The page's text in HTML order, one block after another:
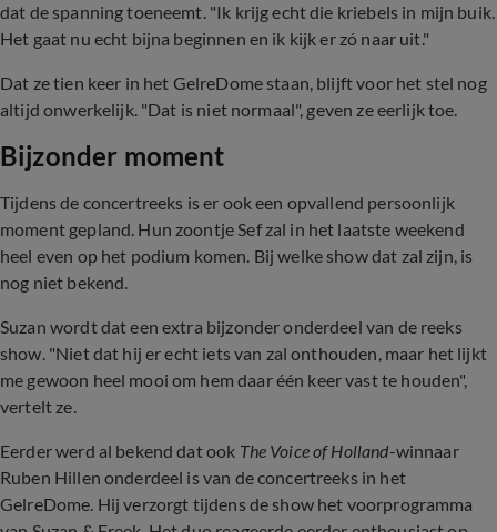
dat de spanning toeneemt. "Ik krijg echt die kriebels in mijn buik.
Het gaat nu echt bijna beginnen en ik kijk er zó naar uit."
Dat ze tien keer in het GelreDome staan, blijft voor het stel nog
altijd onwerkelijk. "Dat is niet normaal", geven ze eerlijk toe.
Bijzonder moment
Tijdens de concertreeks is er ook een opvallend persoonlijk
moment gepland. Hun zoontje Sef zal in het laatste weekend
heel even op het podium komen. Bij welke show dat zal zijn, is
nog niet bekend.
Suzan wordt dat een extra bijzonder onderdeel van de reeks
show. "Niet dat hij er echt iets van zal onthouden, maar het lijkt
me gewoon heel mooi om hem daar één keer vast te houden",
vertelt ze.
Eerder werd al bekend dat ook The Voice of Holland-winnaar
Ruben Hillen onderdeel is van de concertreeks in het
GelreDome. Hij verzorgt tijdens de show het voorprogramma